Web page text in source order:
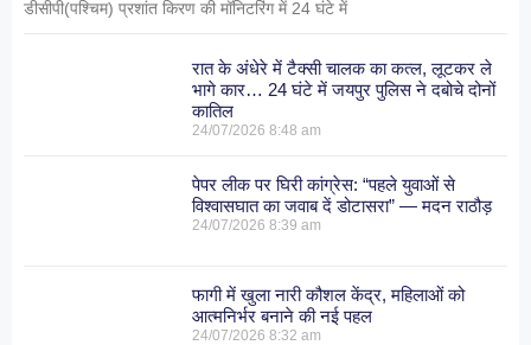
डीसीपी(पश्चिम) प्रशांत किरण की मॉनिटरिंग में 24 घंटे में
रात के अंधेरे में टैक्सी चालक का कत्ल, लूटकर ले
भागे कार… 24 घंटे में जयपुर पुलिस ने दबोचे दोनों
कातिल
24/07/20268:48 am
पेपर लीक पर घिरी कांग्रेस: “पहले युवाओं से
विश्वासघात का जवाब दें डोटासरा” — मदन राठौड़
24/07/20268:39 am
फागी में खुला नारी कौशल केंद्र, महिलाओं को
आत्मनिर्भर बनाने की नई पहल
24/07/20268:32 am